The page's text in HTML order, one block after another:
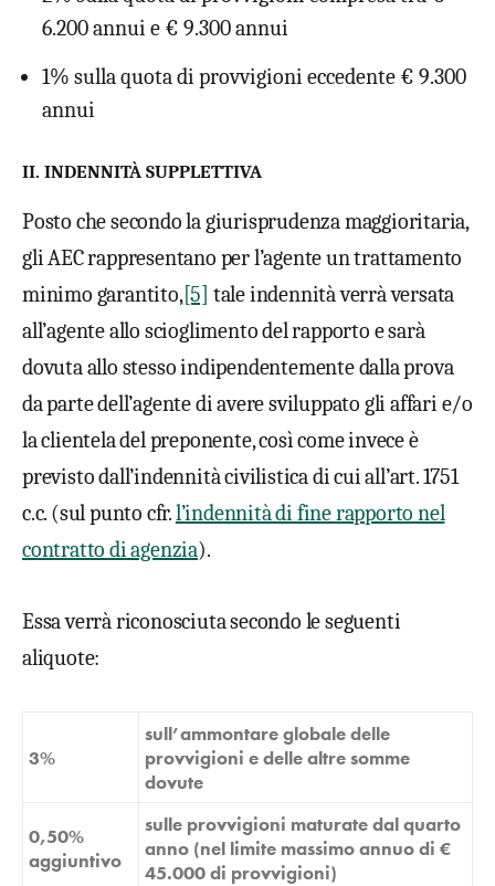
6.200 annui e € 9.300 annui
1% sulla quota di provvigioni eccedente € 9.300
annui
II. INDENNITÀ SUPPLETTIVA
Posto che secondo la giurisprudenza maggioritaria,
gli AEC rappresentano per l’agente un trattamento
minimo garantito,[5] tale indennità verrà versata
all’agente allo scioglimento del rapporto e sarà
dovuta allo stesso indipendentemente dalla prova
da parte dell’agente di avere sviluppato gli affari e/o
la clientela del preponente, così come invece è
previsto dall’indennità civilistica di cui all’art. 1751
c.c. (sul punto cfr.l’indennità di fine rapporto nel
contratto di agenzia).
Essa verrà riconosciuta secondo le seguenti
aliquote:
3%
sull’ammontare globale delle
provvigioni e delle altre somme
dovute
0,50%
aggiuntivo
sulle provvigioni maturate dal quarto
anno (nel limite massimo annuo di €
45.000 di provvigioni)